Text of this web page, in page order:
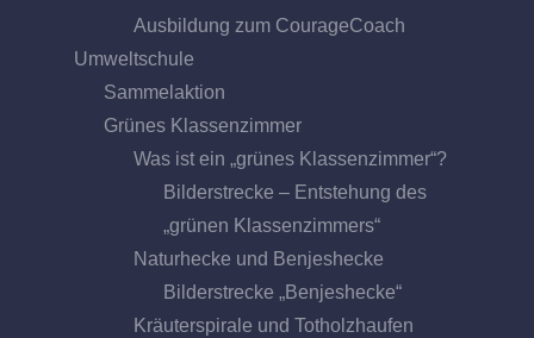
Ausbildung zum CourageCoach
Umweltschule
Sammelaktion
Grünes Klassenzimmer
Was ist ein „grünes Klassenzimmer“?
Bilderstrecke – Entstehung des
„grünen Klassenzimmers“
Naturhecke und Benjeshecke
Bilderstrecke „Benjeshecke“
Kräuterspirale und Totholzhaufen